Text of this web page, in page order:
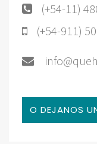
(+54-11)
(+54-911)
O DEJANOS